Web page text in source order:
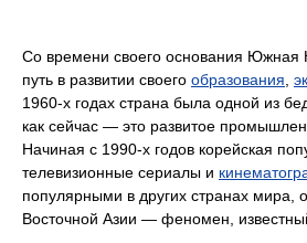
Со времени своего основания
путь в развитии своего образования
1960-х годах страна была одной из
как сейчас — это развитое
Начиная с 1990-х годов корейская
телевизионные сериалы и
популярными в других странах мира,
Восточной Азии — феномен,